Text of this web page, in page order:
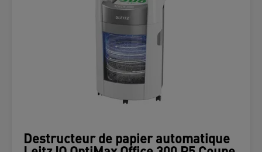
Destructeur de papier automatique